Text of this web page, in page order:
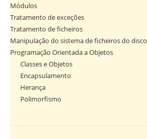
Módulos
Tratamento de exceções
Tratamento de ficheiros
Manipulação do sistema de ficheiros do disco
Programação Orientada a Objetos
Classes e Objetos
Encapsulamento
Herança
Polimorfismo